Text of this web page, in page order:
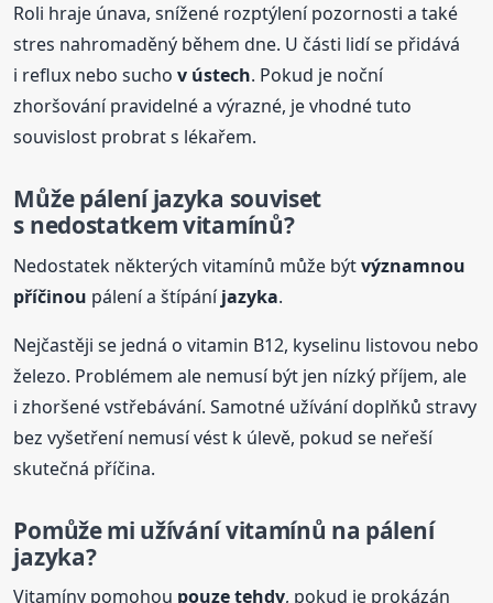
Roli hraje únava, snížené rozptýlení pozornosti a také
stres nahromaděný během dne. U části lidí se přidává
i reflux nebo suchov ústech. Pokud je noční
zhoršování pravidelné a výrazné, je vhodné tuto
souvislost probrat s lékařem.
Může páleníjazyka souviset
s nedostatkem vitamínů?
Nedostatek některých vitamínů může býtvýznamnou
příčinou pálení a štípáníjazyka.
Nejčastěji se jedná o vitamin B12, kyselinu listovou nebo
železo. Problémem ale nemusí být jen nízký příjem, ale
i zhoršené vstřebávání. Samotné užívání doplňků stravy
bez vyšetření nemusí vést k úlevě, pokud se neřeší
skutečná příčina.
Pomůže mi užívání vitamínů na pálení
jazyka?
Vitamíny pomohou pouze tehdy, pokud je prokázán